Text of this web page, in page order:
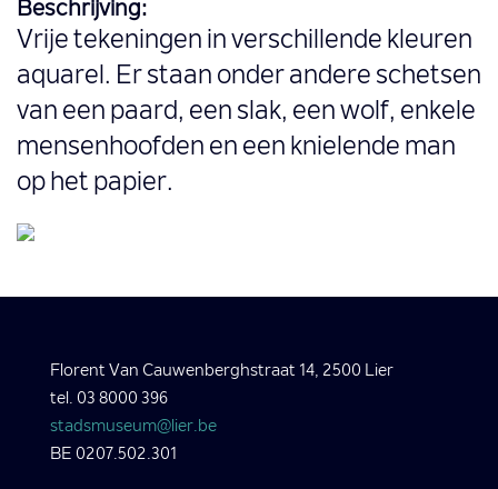
Beschrijving:
Vrije tekeningen in verschillende kleuren
aquarel. Er staan onder andere schetsen
van een paard, een slak, een wolf, enkele
mensenhoofden en een knielende man
op het papier.
Florent Van Cauwenberghstraat 14, 2500 Lier
tel. 03 8000 396
stadsmuseum@lier.be
BE 0207.502.301